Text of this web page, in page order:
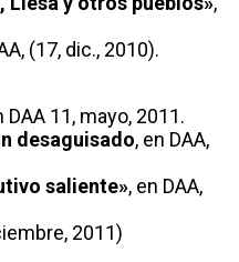
(17, dic., 2010).
DAA 11, mayo, 2011.
desaguisado, en DAA,
saliente», en DAA,
2011)